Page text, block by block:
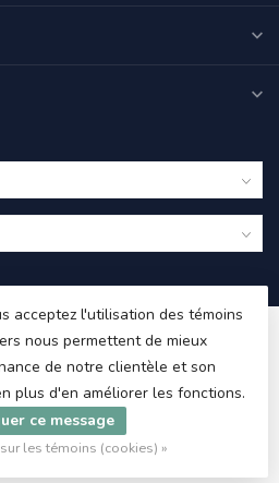
2026 ET48.com
acceptez l'utilisation des témoins
nous permettent de mieux
de notre clientèle et son
plus d'en améliorer les fonctions.
ce message
les témoins (cookies) »